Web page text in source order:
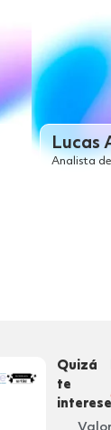
Lucas
Analista
Quizá
te